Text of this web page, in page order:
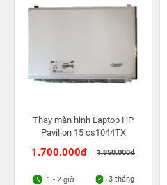
Thay màn hình Laptop HP
Pavilion 15 cs1044TX
1.700.000đ 1.850.000đ
1 - 2 giờ 3 tháng